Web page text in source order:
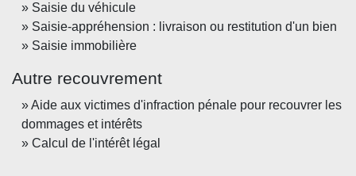
Saisie du véhicule
Saisie-appréhension : livraison ou restitution d'un bien
Saisie immobilière
Autre recouvrement
Aide aux victimes d'infraction pénale pour recouvrer les
dommages et intérêts
Calcul de l'intérêt légal